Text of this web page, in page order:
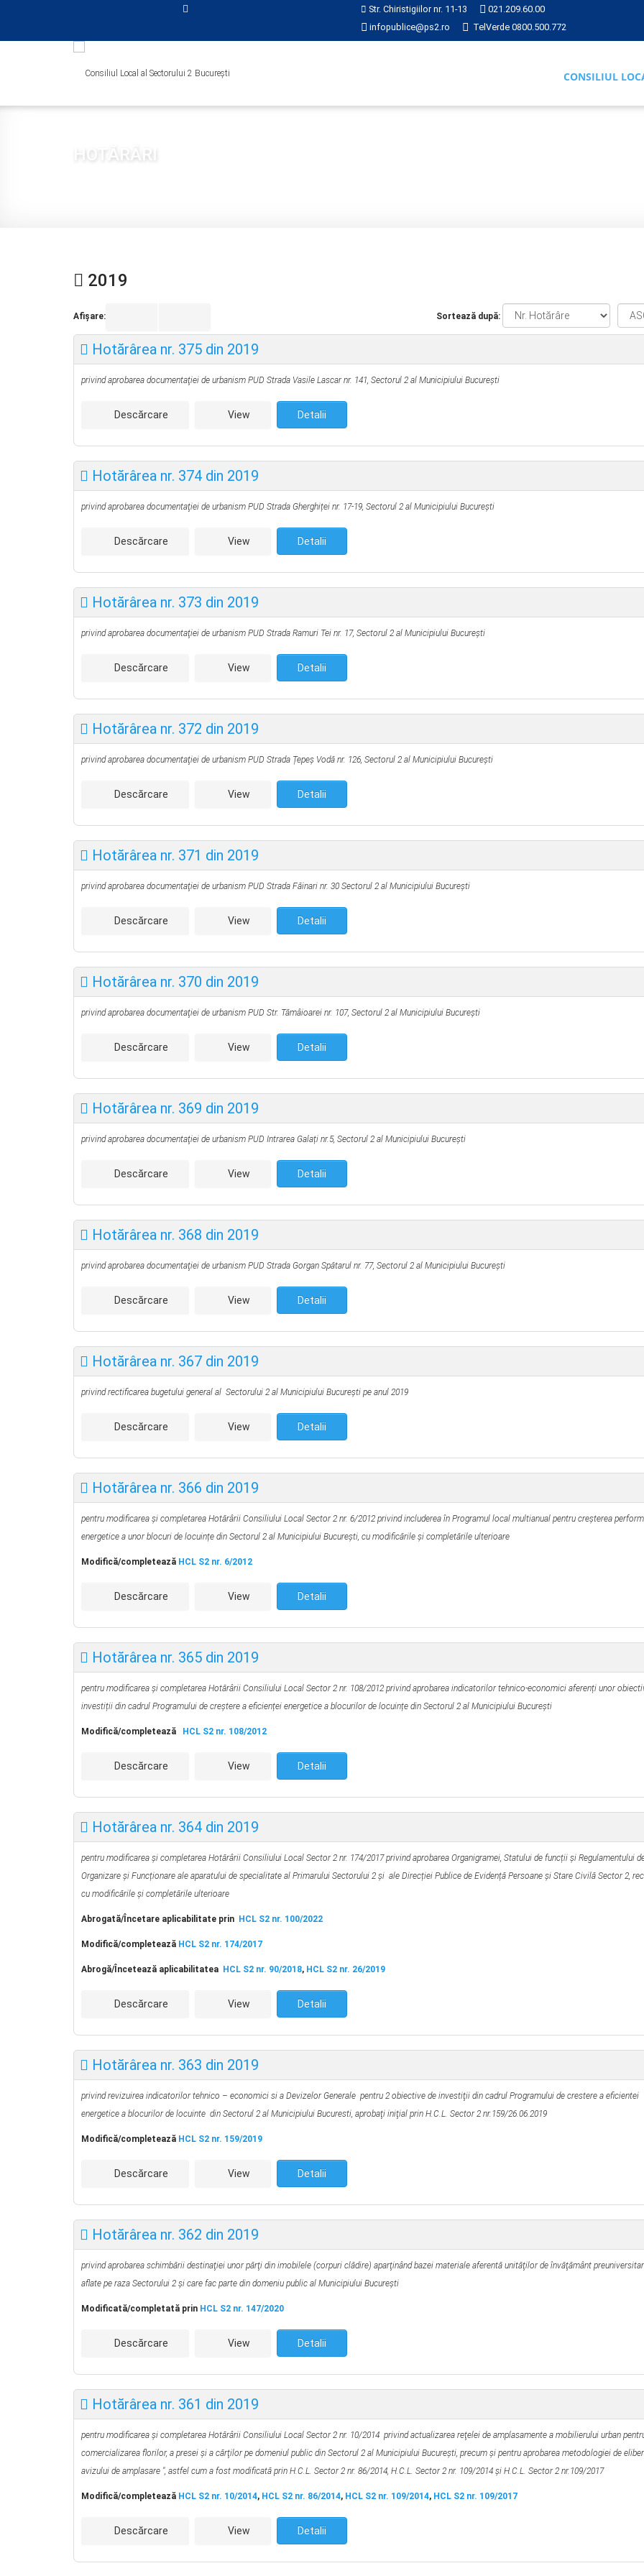
Str. Chiristigiilor nr. 11-13
021.209.60.00
infopublice@ps2.ro
TelVerde 0800.500.772
CONSILIUL
HOTĂRÂRI
2019
Afișare: Sortează după:
Hotărârea nr. 375 din 2019
privind aprobarea documentaţiei de urbanism PUD Strada Vasile Lascar nr. 141, Sectorul 2 al Municipiului Bucureşti
Descărcare View Detalii
Hotărârea nr. 374 din 2019
privind aprobarea documentaţiei de urbanism PUD Strada Gherghiței nr. 17-19, Sectorul 2 al Municipiului Bucureşti
Descărcare View Detalii
Hotărârea nr. 373 din 2019
privind aprobarea documentaţiei de urbanism PUD Strada Ramuri Tei nr. 17, Sectorul 2 al Municipiului Bucureşti
Descărcare View Detalii
Hotărârea nr. 372 din 2019
privind aprobarea documentaţiei de urbanism PUD Strada Țepeș Vodă nr. 126, Sectorul 2 al Municipiului Bucureşti
Descărcare View Detalii
Hotărârea nr. 371 din 2019
privind aprobarea documentaţiei de urbanism PUD Strada Făinari nr. 30 Sectorul 2 al Municipiului Bucureşti
Descărcare View Detalii
Hotărârea nr. 370 din 2019
privind aprobarea documentaţiei de urbanism PUD Str. Tămâioarei nr. 107, Sectorul 2 al Municipiului Bucureşti
Descărcare View Detalii
Hotărârea nr. 369 din 2019
privind aprobarea documentaţiei de urbanism PUD Intrarea Galați nr.5, Sectorul 2 al Municipiului Bucureşti
Descărcare View Detalii
Hotărârea nr. 368 din 2019
privind aprobarea documentaţiei de urbanism PUD Strada Gorgan Spătarul nr. 77, Sectorul 2 al Municipiului Bucureşti
Descărcare View Detalii
Hotărârea nr. 367 din 2019
privind rectificarea bugetului general al Sectorului 2 al Municipiului Bucureşti pe anul 2019
Descărcare View Detalii
Hotărârea nr. 366 din 2019
pentru modificarea și completarea Hotărârii Consiliului Local Sector 2 nr. 6/2012 privind includerea în Programul local multianual pentru creșterea
energetice a unor blocuri de locuințe din Sectorul 2 al Municipiului București, cu modificările și completările ulterioare
Modifică/completează HCL S2 nr. 6/2012
Descărcare View Detalii
Hotărârea nr. 365 din 2019
pentru modificarea și completarea Hotărârii Consiliului Local Sector 2 nr. 108/2012 privind aprobarea indicatorilor tehnico-economici aferenți unor
investiții din cadrul Programului de creștere a eficienței energetice a blocurilor de locuințe din Sectorul 2 al Municipiului București
Modifică/completează HCL S2 nr. 108/2012
Descărcare View Detalii
Hotărârea nr. 364 din 2019
pentru modificarea şi completarea Hotărârii Consiliului Local Sector 2 nr. 174/2017 privind aprobarea Organigramei, Statului de funcții și Regulamentului
Organizare și Funcționare ale aparatului de specialitate al Primarului Sectorului 2 și ale Direcției Publice de Evidență Persoane și Stare Civilă Sector 2,
cu modificările şi completările ulterioare
Abrogată/Încetare aplicabilitate prin HCL S2 nr. 100/2022
Modifică/completează HCL S2 nr. 174/2017
Abrogă/Încetează aplicabilitatea HCL S2 nr. 90/2018, HCL S2 nr. 26/2019
Descărcare View Detalii
Hotărârea nr. 363 din 2019
privind revizuirea indicatorilor tehnico – economici si a Devizelor Generale pentru 2 obiective de investiţii din cadrul Programului de crestere a eficientei
energetice a blocurilor de locuinte din Sectorul 2 al Municipiului Bucuresti, aprobaţi iniţial prin H.C.L. Sector 2 nr.159/26.06.2019
Modifică/completează HCL S2 nr. 159/2019
Descărcare View Detalii
Hotărârea nr. 362 din 2019
privind aprobarea schimbării destinaţiei unor părţi din imobilele (corpuri clădire) aparţinând bazei materiale aferentă unităţilor de învăţământ
aflate pe raza Sectorului 2 şi care fac parte din domeniu public al Municipiului Bucureşti
Modificată/completată prin HCL S2 nr. 147/2020
Descărcare View Detalii
Hotărârea nr. 361 din 2019
pentru modificarea şi completarea Hotărârii Consiliului Local Sector 2 nr. 10/2014 privind actualizarea reţelei de amplasamente a mobilierului urban
comercializarea florilor, a presei şi a cărţilor pe domeniul public din Sectorul 2 al Municipiului Bucureşti, precum şi pentru aprobarea metodologiei de
avizului de amplasare ", astfel cum a fost modificată prin H.C.L. Sector 2 nr. 86/2014, H.C.L. Sector 2 nr. 109/2014 și H.C.L. Sector 2 nr.109/2017
Modifică/completează HCL S2 nr. 10/2014, HCL S2 nr. 86/2014, HCL S2 nr. 109/2014, HCL S2 nr. 109/2017
Descărcare View Detalii